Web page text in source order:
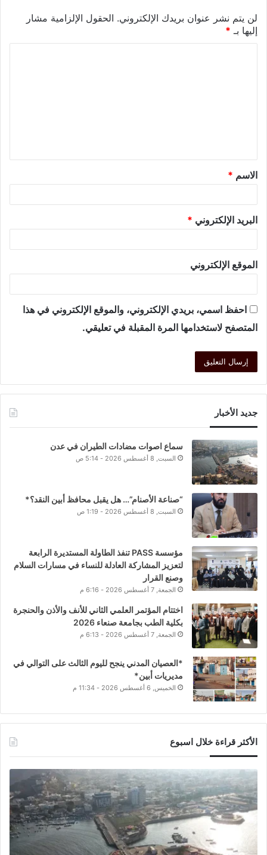
لن يتم نشر عنوان بريدك الإلكتروني. الحقول الإلزامية مشار
إليها بـ *
الاسم *
البريد الإلكتروني *
الموقع الإلكتروني
احفظ اسمي، بريدي الإلكتروني، والموقع الإلكتروني في هذا
المتصفح لاستخدامها المرة المقبلة في تعليقي.
جديد الأخبار
سماع اصوات مضادات الطيران في عدن
السبت, 8 أغسطس 2026 - 5:14 ص
“صناعة الأصنام”… هل يقبل محافظ أبين النقد؟*
السبت, 8 أغسطس 2026 - 1:19 ص
مؤسسة PASS تنفذ الطاولة المستديرة الرابعة
لتعزيز المشاركة العادلة للنساء في مسارات السلام
وصنع القرار
الجمعة, 7 أغسطس 2026 - 6:16 م
اختتام المؤتمر العلمي الثاني للأنف والأذن والحنجرة
بكلية الطب بجامعة صنعاء 2026
الجمعة, 7 أغسطس 2026 - 6:13 م
*العصيان المدني ينجح لليوم الثالث على التوالي في
مديريات أبين*
الخميس, 6 أغسطس 2026 - 11:34 م
الأكثر قراءة خلال اسبوع